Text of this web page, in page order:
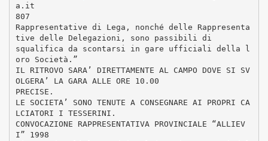
a.it
807
Rappresentative di Lega, nonché delle Rappresenta
tive delle Delegazioni, sono passibili di
squalifica da scontarsi in gare ufficiali della l
oro Società.”
IL RITROVO SARA’ DIRETTAMENTE AL CAMPO DOVE SI SV
OLGERA’ LA GARA ALLE ORE 10.00
PRECISE.
LE SOCIETA’ SONO TENUTE A CONSEGNARE AI PROPRI CA
LCIATORI I TESSERINI.
CONVOCAZIONE RAPPRESENTATIVA PROVINCIALE “ALLIEV
I” 1998